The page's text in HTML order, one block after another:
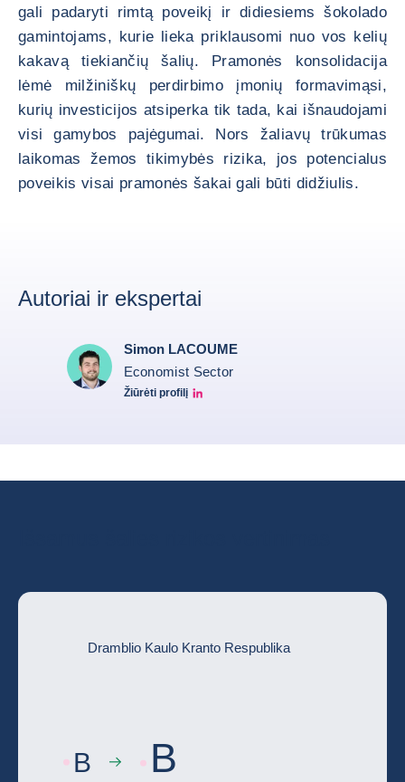
gali padaryti rimtą poveikį ir didiesiems šokolado
gamintojams, kurie lieka priklausomi nuo vos kelių
kakavą tiekiančių šalių. Pramonės konsolidacija
lėmė milžiniškų perdirbimo įmonių formavimąsi,
kurių investicijos atsiperka tik tada, kai išnaudojami
visi gamybos pajėgumai. Nors žaliavų trūkumas
laikomas žemos tikimybės rizika, jos potencialus
poveikis visai pramonės šakai gali būti didžiulis.
Autoriai ir ekspertai
Simon LACOUME
Economist Sector
Žiūrėti profilį
Simon Lacoume linkedin
Dramblio Kaulo Kranto Respublika
B B